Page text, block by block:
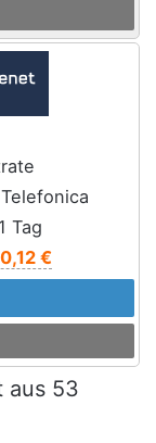
Telefonica
1 Tag
€
aus 53